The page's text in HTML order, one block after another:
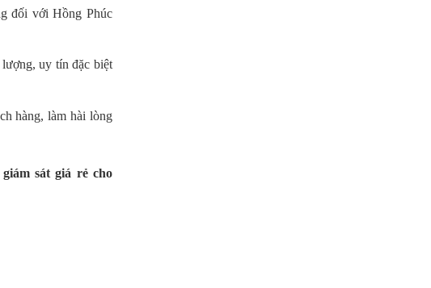
đối với Hồng Phúc
uy tín đặc biệt
hàng, làm hài lòng
sát giá rẻ cho